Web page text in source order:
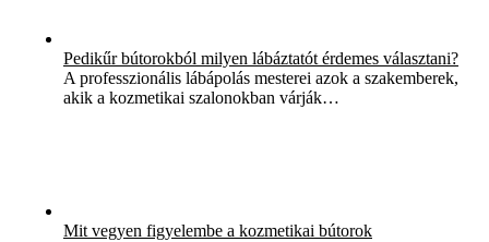
Pedikűr bútorokból milyen lábáztatót érdemes választani?
A professzionális lábápolás mesterei azok a szakemberek,
akik a kozmetikai szalonokban várják…
Mit vegyen figyelembe a kozmetikai bútorok